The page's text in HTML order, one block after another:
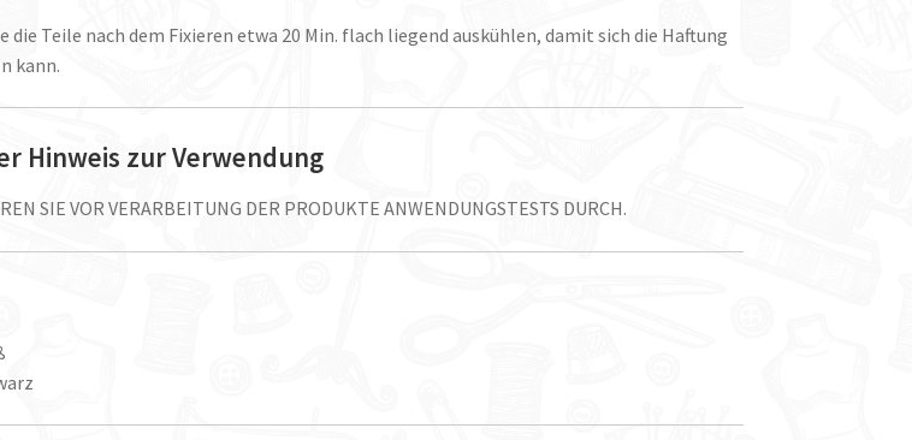
die Teile nach dem Fixieren etwa 20 Min. flach liegend auskühlen, damit sich die Haftung
kann.
Hinweis zur Verwendung
SIE VOR VERARBEITUNG DER PRODUKTE ANWENDUNGSTESTS DURCH.